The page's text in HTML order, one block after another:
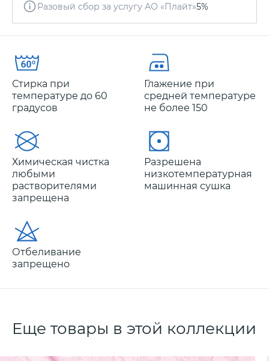
Разовый сбор за услугу АО «Плайт»5%
Стирка при
температуре до 60
градусов
Глажение при
средней температуре
не более 150
Химическая чистка
любыми
растворителями
запрещена
Разрешена
низкотемпературная
машинная сушка
Отбеливание
запрещено
Еще товары в этой коллекции